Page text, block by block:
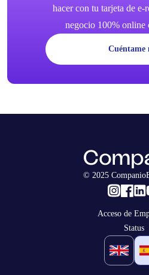
hacer con tu tarjeta de e-
negocio 100% online
Cuéntame
© 2025
Acceso de
Status